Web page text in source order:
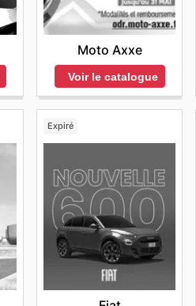
Moto Axxe
Voir le catalogue
Expiré